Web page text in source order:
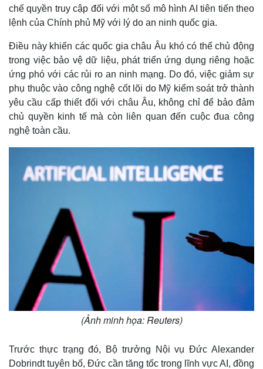
chế quyền truy cập đối với một số mô hình AI tiên tiến theo
lệnh của Chính phủ Mỹ với lý do an ninh quốc gia.
Điều này khiến các quốc gia châu Âu khó có thể chủ động
trong việc bảo vệ dữ liệu, phát triển ứng dụng riêng hoặc
ứng phó với các rủi ro an ninh mạng. Do đó, việc giảm sự
phụ thuộc vào công nghệ cốt lõi do Mỹ kiểm soát trở thành
yêu cầu cấp thiết đối với châu Âu, không chỉ để bảo đảm
chủ quyền kinh tế mà còn liên quan đến cuộc đua công
nghệ toàn cầu.
(Ảnh minh họa: Reuters)
Trước thực trạng đó, Bộ trưởng Nội vụ Đức Alexander
Dobrindt tuyên bố, Đức cần tăng tốc trong lĩnh vực AI, đồng